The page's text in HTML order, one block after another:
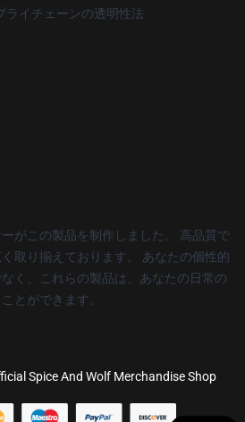
ライチェーンの透明性法
がこの製品を制作しました。 高品質で
取り揃えております。 あなたの個性的
く、これらの製品は、あなたの日常の
とができます。
Spice And Wolf Merchandise Shop